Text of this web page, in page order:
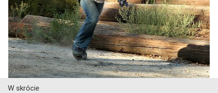
W skrócie